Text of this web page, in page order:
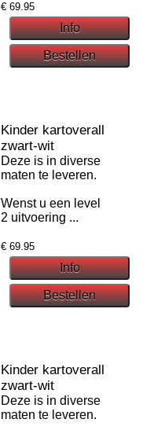
€ 69.95
Kinder kartoverall
zwart-wit
Deze is in diverse
maten te leveren.
Wenst u een level
2 uitvoering ...
€ 69.95
Kinder kartoverall
zwart-wit
Deze is in diverse
maten te leveren.